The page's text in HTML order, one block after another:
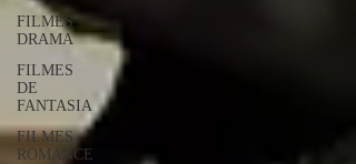
FILMES
DRAMA
FILMES
DE
FANTASIA
FILMES
ROMANCE